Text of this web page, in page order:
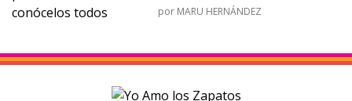
por MARU HERNÁNDEZ